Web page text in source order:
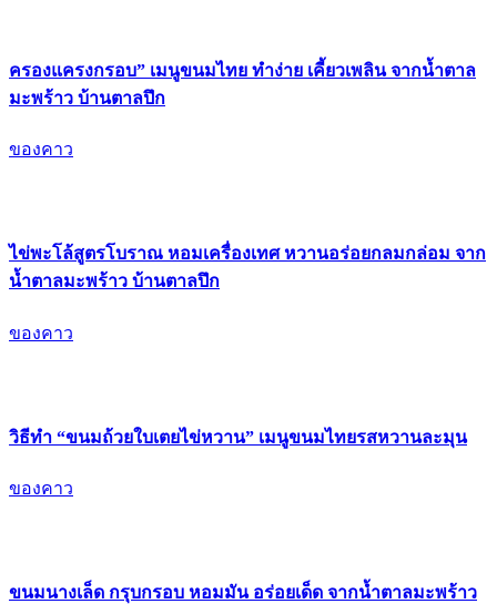
ครองแครงกรอบ” เมนูขนมไทย ทำง่าย เคี้ยวเพลิน จากน้ำตาล
มะพร้าว บ้านตาลปึก
ของคาว
ไข่พะโล้สูตรโบราณ หอมเครื่องเทศ หวานอร่อยกลมกล่อม จาก
น้ำตาลมะพร้าว บ้านตาลปึก
ของคาว
วิธีทำ “ขนมถ้วยใบเตยไข่หวาน” เมนูขนมไทยรสหวานละมุน
ของคาว
ขนมนางเล็ด กรุบกรอบ หอมมัน อร่อยเด็ด จากน้ำตาลมะพร้าว